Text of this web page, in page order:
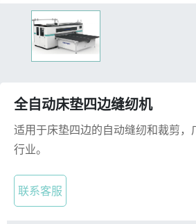
全自动床垫四边缝纫机
适用于床垫四边的自动缝纫和裁剪，
行业。
联系客服